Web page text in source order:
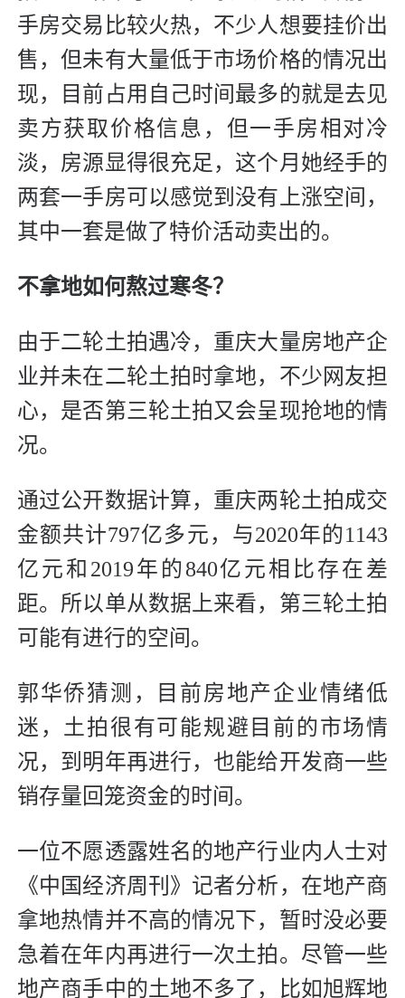
手房交易比较火热，不少人想要挂价出
售，但未有大量低于市场价格的情况出
现，目前占用自己时间最多的就是去见
卖方获取价格信息，但一手房相对冷
淡，房源显得很充足，这个月她经手的
两套一手房可以感觉到没有上涨空间，
其中一套是做了特价活动卖出的。
不拿地如何熬过寒冬？
由于二轮土拍遇冷，重庆大量房地产企
业并未在二轮土拍时拿地，不少网友担
心，是否第三轮土拍又会呈现抢地的情
况。
通过公开数据计算，重庆两轮土拍成交
金额共计797亿多元，与2020年的1143
亿元和2019年的840亿元相比存在差
距。所以单从数据上来看，第三轮土拍
可能有进行的空间。
郭华侨猜测，目前房地产企业情绪低
迷，土拍很有可能规避目前的市场情
况，到明年再进行，也能给开发商一些
销存量回笼资金的时间。
一位不愿透露姓名的地产行业内人士对
《中国经济周刊》记者分析，在地产商
拿地热情并不高的情况下，暂时没必要
急着在年内再进行一次土拍。尽管一些
地产商手中的土地不多了，比如旭辉地